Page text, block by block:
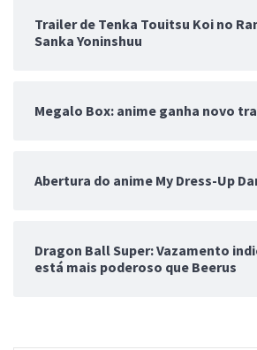
Trailer de Tenka Touitsu Koi no
Sanka Yoninshuu
Megalo Box: anime ganha novo
Abertura do anime My Dress-Up
Dragon Ball Super: Vazamento
está mais poderoso que Beerus